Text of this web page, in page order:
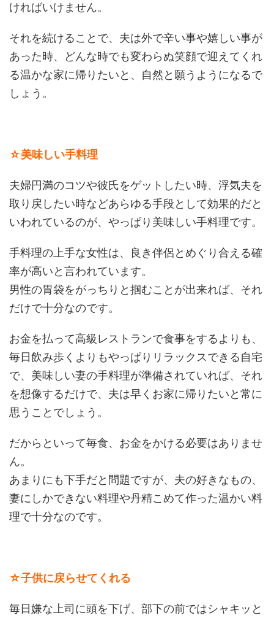
ければいけません。
それを続けることで、夫は外で辛い事や嬉しい事が
あった時、どんな時でも変わらぬ笑顔で迎えてくれ
る温かな家に帰りたいと、自然と願うようになるで
しょう。
☆美味しい手料理
夫婦円満のコツや彼氏をゲットしたい時、浮気夫を
取り戻したい時などあらゆる手段として効果的だと
いわれているのが、やっぱり美味しい手料理です。
手料理の上手な女性は、良き伴侶とめぐり合える確
率が高いと言われています。
男性の胃袋をがっちりと掴むことが出来れば、それ
だけで十分なのです。
お金を払って高級レストランで食事をするよりも、
毎日飲み歩くよりもやっぱりリラックスできる自宅
で、美味しい妻の手料理が準備されていれば、それ
を想像するだけで、夫は早くお家に帰りたいと常に
思うことでしょう。
だからといって毎食、お金をかける必要はありませ
ん。
あまりにも下手だと問題ですが、夫の好きなもの、
妻にしかできない料理や丹精こめて作った温かい料
理で十分なのです。
☆子供に戻らせてくれる
毎日嫌な上司に頭を下げ、部下の前ではシャキッと